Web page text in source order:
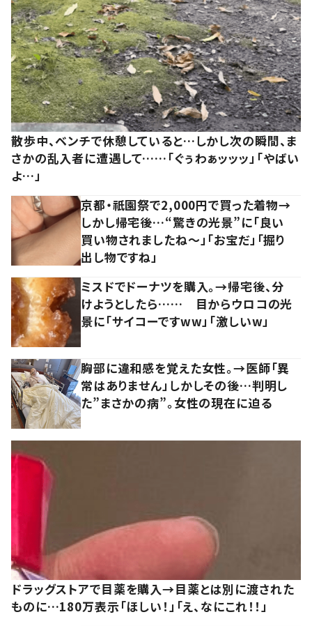
散歩中、ベンチで休憩していると…しかし次の瞬間、ま
さかの乱入者に遭遇して……「ぐぅわぁッッッ」「やばい
よ…」
京都・祇園祭で2,000円で買った着物→
しかし帰宅後…“驚きの光景”に「良い
買い物されましたね～」「お宝だ」「掘り
出し物ですね」
ミスドでドーナツを購入。→帰宅後、分
けようとしたら…… 目からウロコの光
景に「サイコーですww」「激しいw」
胸部に違和感を覚えた女性。→医師「異
常はありません」しかしその後…判明し
た”まさかの病”。女性の現在に迫る
ドラッグストアで目薬を購入→目薬とは別に渡された
ものに…180万表示「ほしい！」「え、なにこれ！！」